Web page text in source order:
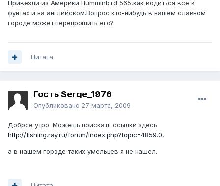
Привезли из Америки Humminbird 565,как водиться все в
фунтах и на английском.Вопрос кто-нибудь в нашем славном
городе может перепрошить его?
Цитата
Гость Serge_1976
Опубликовано 27 марта, 2009
Доброе утро. Можешь поискать ссылки здесь
http://fishing.ray.ru/forum/index.php?topic=4859.0,
а в нашем городе таких умельцев я не нашел.